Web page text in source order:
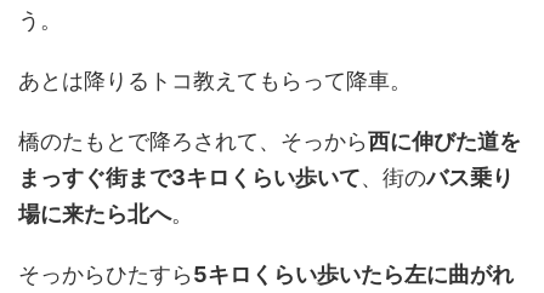
う。
あとは降りるトコ教えてもらって降車。
橋のたもとで降ろされて、そっから西に伸びた道を
まっすぐ街まで3キロくらい歩いて、街のバス乗り
場に来たら北へ。
そっからひたすら5キロくらい歩いたら左に曲がれ